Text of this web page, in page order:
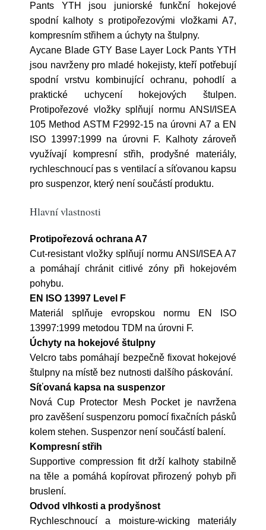
Pants YTH jsou juniorské funkční hokejové
spodní kalhoty s protipořezovými vložkami A7,
kompresním střihem a úchyty na štulpny.
Aycane Blade GTY Base Layer Lock Pants YTH
jsou navrženy pro mladé hokejisty, kteří potřebují
spodní vrstvu kombinující ochranu, pohodlí a
praktické uchycení hokejových štulpen.
Protipořezové vložky splňují normu ANSI/ISEA
105 Method ASTM F2992-15 na úrovni A7 a EN
ISO 13997:1999 na úrovni F. Kalhoty zároveň
využívají kompresní střih, prodyšné materiály,
rychleschnoucí pas s ventilací a síťovanou kapsu
pro suspenzor, který není součástí produktu.
Hlavní vlastnosti
Protipořezová ochrana A7
Cut-resistant vložky splňují normu ANSI/ISEA A7
a pomáhají chránit citlivé zóny při hokejovém
pohybu.
EN ISO 13997 Level F
Materiál splňuje evropskou normu EN ISO
13997:1999 metodou TDM na úrovni F.
Úchyty na hokejové štulpny
Velcro tabs pomáhají bezpečně fixovat hokejové
štulpny na místě bez nutnosti dalšího páskování.
Síťovaná kapsa na suspenzor
Nová Cup Protector Mesh Pocket je navržena
pro zavěšení suspenzoru pomocí fixačních pásků
kolem stehen. Suspenzor není součástí balení.
Kompresní střih
Supportive compression fit drží kalhoty stabilně
na těle a pomáhá kopírovat přirozený pohyb při
bruslení.
Odvod vlhkosti a prodyšnost
Rychleschnoucí a moisture-wicking materiály